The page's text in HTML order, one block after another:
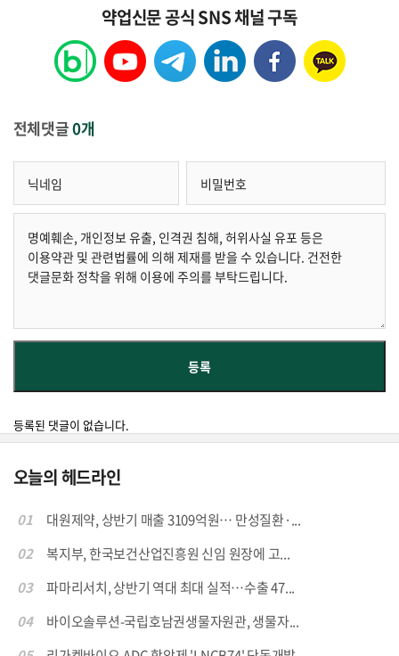
약업신문 공식 SNS 채널 구독
전체댓글0개
등록된 댓글이 없습니다.
오늘의 헤드라인
01
대원제약, 상반기 매출 3109억원… 만성질환·...
02
복지부, 한국보건산업진흥원 신임 원장에 고...
03
파마리서치, 상반기 역대 최대 실적…수출 47...
04
바이오솔루션-국립호남권생물자원관, 생물자...